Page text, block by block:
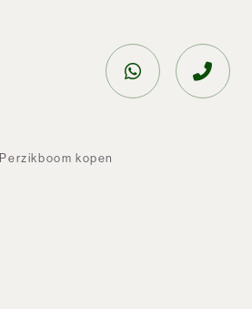
Perzikboom kopen